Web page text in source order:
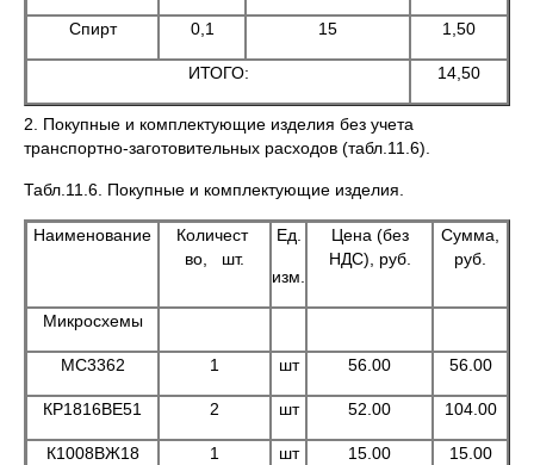
Спирт 0,1 15 1,50
ИТОГО: 14,50
2. Покупные и комплектующие изделия без учета
транспортно-заготовительных расходов (табл.11.6).
Табл.11.6. Покупные и комплектующие изделия.
Наименование
Количест
во, шт.
Ед.
изм.
Цена (без
НДС), руб.
Сумма,
руб.
Микросхемы
МС3362 1 шт 56.00 56.00
КР1816ВЕ51 2 шт 52.00 104.00
К1008ВЖ18 1 шт 15.00 15.00